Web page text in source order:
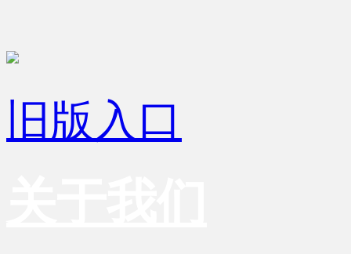
旧版入口